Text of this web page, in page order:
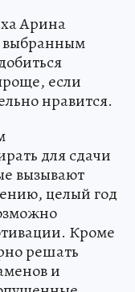
Арина
выбранным
если
нравится.
для сдачи
вызывают
целый год
Кроме
решать
и